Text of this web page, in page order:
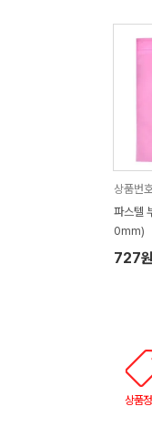
상품번
파스텔
0mm)
727원
상품